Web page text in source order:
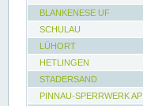
BLANKENESE UF
SCHULAU
LÜHORT
HETLINGEN
STADERSAND
PINNAU-SPERRWERK AP